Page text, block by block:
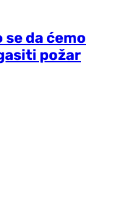
da ćemo
požar